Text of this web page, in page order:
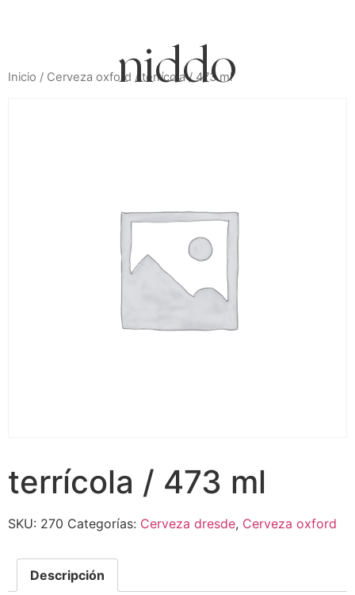
cdmx
Inicio / Cerveza oxford / terrícola / 473 ml
terrícola / 473 ml
SKU: 270 Categorías: Cerveza dresde, Cerveza oxford
Descripción